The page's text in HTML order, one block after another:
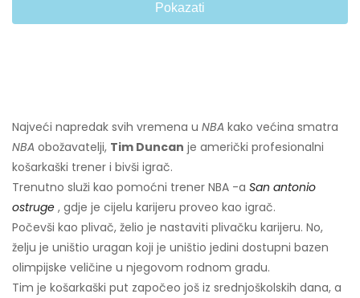
Pokazati
Najveći napredak svih vremena u NBA kako većina smatra
NBA obožavatelji, Tim Duncan je američki profesionalni
košarkaški trener i bivši igrač.
Trenutno služi kao pomoćni trener NBA -a San antonio
ostruge , gdje je cijelu karijeru proveo kao igrač.
Počevši kao plivač, želio je nastaviti plivačku karijeru. No,
želju je uništio uragan koji je uništio jedini dostupni bazen
olimpijske veličine u njegovom rodnom gradu.
Tim je košarkaški put započeo još iz srednjoškolskih dana, a